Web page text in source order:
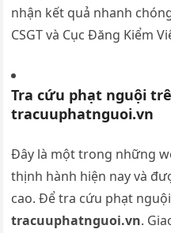
nhận kết quả nhanh
CSGT và Cục Đăng Kiểm
Tra cứu phạt nguội
tracuuphatnguoi.vn
Đây là một trong những
thịnh hành hiện nay và
cao. Để tra cứu phạt
tracuuphatnguoi.vn.